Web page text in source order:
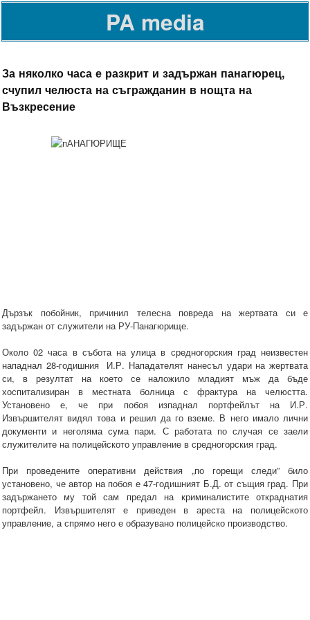
PA media
За няколко часа е разкрит и задържан панагюрец,
счупил челюста на съгражданин в нощта на
Възкресение
Дързък побойник, причинил телесна повреда на жертвата си е
задържан от служители на РУ-Панагюрище.
Около 02 часа в събота на улица в средногорския град неизвестен
нападнал 28-годишния И.Р. Нападателят нанесъл удари на жертвата
си, в резултат на което се наложило младият мъж да бъде
хоспитализиран в местната болница с фрактура на челюстта.
Установено е, че при побоя изпаднал портфейлът на И.Р.
Извършителят видял това и решил да го вземе. В него имало лични
документи и неголяма сума пари. С работата по случая се заели
служителите на полицейското управление в средногорския град.
При проведените оперативни действия „по горещи следи” било
установено, че автор на побоя е 47-годишният Б.Д. от същия град. При
задържането му той сам предал на криминалистите откраднатия
портфейл. Извършителят е приведен в ареста на полицейското
управление, а спрямо него е образувано полицейско производство.